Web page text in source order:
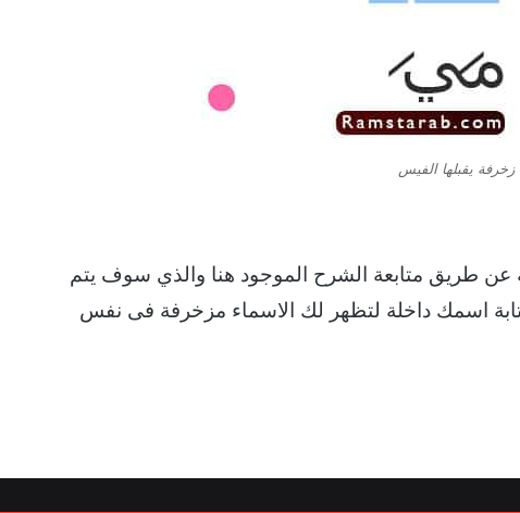
زخرفة يقبلها الفيس
طريق متابعة الشرح الموجود هنا والذي سوف يتم
اسمك داخلة لتظهر لك الاسماء مزخرفة فى نفس